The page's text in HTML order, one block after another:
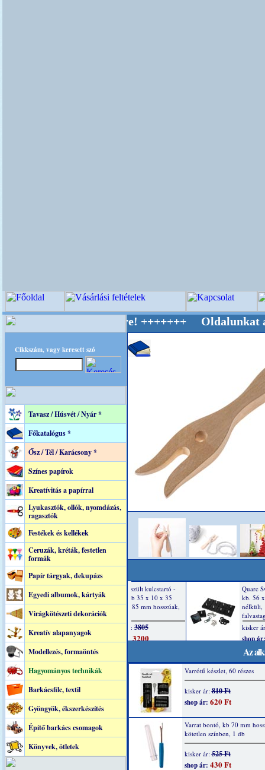
Cikkszám, vagy keresett szó
Tavasz / Húsvét / Nyár *
Főkatalógus *
Ősz / Tél / Karácsony *
Színes papírok
Kreatívitás a papírral
Lyukasztók, ollók, nyomdázás,
ragasztók
Festékek és kellékek
Ceruzák, kréták, festetlen
formák
Papír tárgyak, dekupázs
Egyedi albumok, kártyák
Virágkötészeti dekorációk
Kreatív alapanyagok
Modellezés, formaöntés
Hagyományos technikák
Barkácsfilc, textil
Gyöngyök, ékszerkészítés
Építő barkács csomagok
Könyvek, ötletek
Világ Mestere! +++++++ Oldalunkat
Az
Varrótű készlet, 60 részes
kisker ár:810 Ft
shop ár: 620 Ft
Varrat bontó, kb 70 mm
kötetlen színben, 1 db
kisker ár:525 Ft
shop ár: 430 Ft